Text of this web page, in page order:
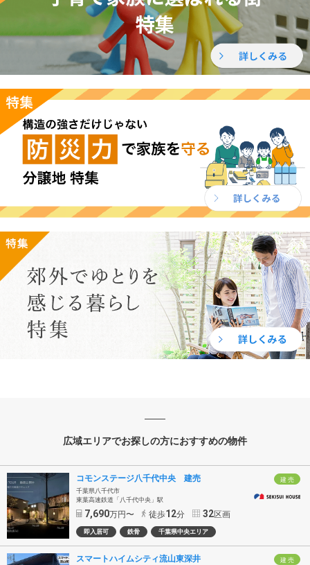
広域エリアでお探しの方におすすめの物件
建 売
コモンステージ八千代中央 建売
千葉県八千代市
東葉高速鉄道「八千代中央」駅
7,690万円〜 徒歩12分 32区画
即入居可 鉄骨 千葉県中央エリア
建 売
スマートハイムシティ流山東深井